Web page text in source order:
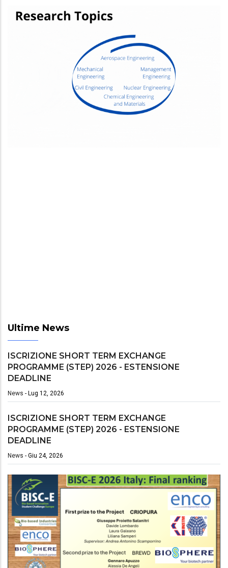
Ultime News
ISCRIZIONE SHORT TERM EXCHANGE
PROGRAMME (STEP) 2026 - ESTENSIONE
DEADLINE
News - Lug 12, 2026
ISCRIZIONE SHORT TERM EXCHANGE
PROGRAMME (STEP) 2026 - ESTENSIONE
DEADLINE
News - Giu 24, 2026